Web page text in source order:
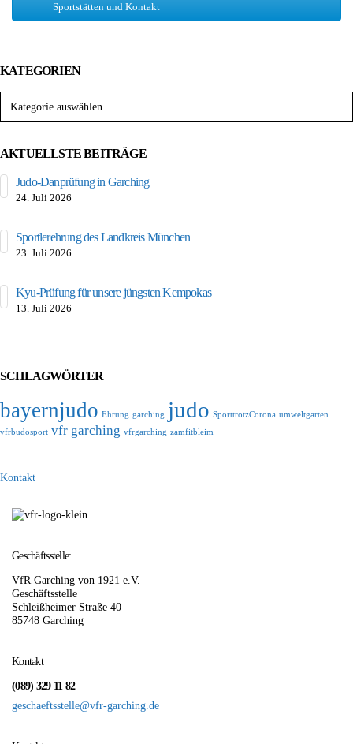
Sportstätten und Kontakt
KATEGORIEN
AKTUELLSTE BEITRÄGE
Judo-Danprüfung in Garching
24. Juli 2026
Sportlerehrung des Landkreis München
23. Juli 2026
Kyu-Prüfung für unsere jüngsten Kempokas
13. Juli 2026
SCHLAGWÖRTER
bayernjudo Ehrung garching judo SporttrotzCorona umweltgarten
vfrbudosport vfr garching vfrgarching zamfitbleim
Kontakt
Geschäftsstelle:
VfR Garching von 1921 e.V.
Geschäftsstelle
Schleißheimer Straße 40
85748 Garching
Kontakt
(089) 329 11 82
geschaeftsstelle@vfr-garching.de